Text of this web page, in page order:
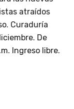
atraídos
Curaduría
De
Ingreso libre.